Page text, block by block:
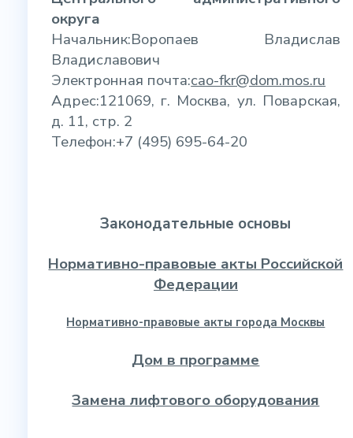
округа
Начальник:Воропаев Владислав
Владиславович
Электронная почта:cao-fkr@dom.mos.ru
Адрес:121069, г. Москва, ул. Поварская,
д. 11, стр. 2
Телефон:+7 (495) 695-64-20
Законодательные основы
Нормативно-правовые акты Российской
Федерации
Нормативно-правовые акты города Москвы
Дом в программе
Замена лифтового оборудования